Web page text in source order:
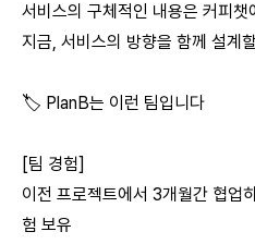
서비스의 구체적인 내용은 커피
지금, 서비스의 방향을 함께 설계
🏷 PlanB는 이런 팀입니다
[팀 경험]
이전 프로젝트에서 3개월간 협업
험 보유